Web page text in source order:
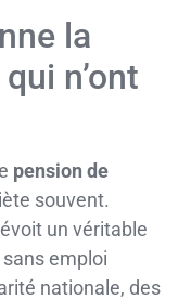
la
n’ont
pension de
souvent.
un véritable
emploi
nationale, des